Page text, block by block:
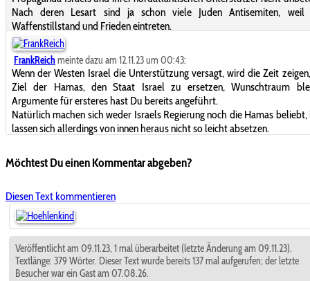
Nach deren Lesart sind ja schon viele Juden Antisemiten,
Waffenstillstand und Frieden eintreten.
FrankReichmeinte dazu am 12.11.23 um 00:43:
Wenn der Westen Israel die Unterstützung versagt, wird die Zeit
Ziel der Hamas, den Staat Israel zu ersetzen, Wunschtraum
Argumente für ersteres hast Du bereits angeführt.
Natürlich machen sich weder Israels Regierung noch die Hamas
lassen sich allerdings von innen heraus nicht so leicht absetzen.
Möchtest Du einen Kommentar abgeben?
Diesen Text kommentieren
Veröffentlicht am 09.11.23, 1 mal überarbeitet (letzte Änderung am 09.11.23).
Textlänge: 379 Wörter. Dieser Text wurde bereits 137 mal aufgerufen; der letzte
Besucher war ein Gast am 07.08.26.